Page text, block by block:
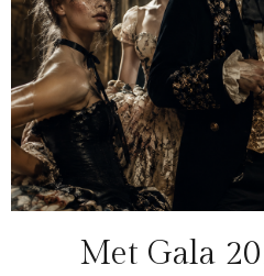
Met Gala